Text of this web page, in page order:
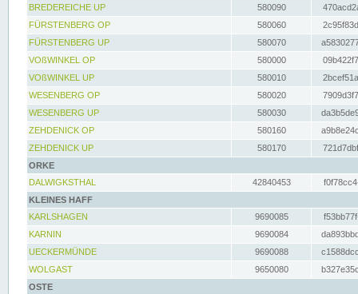
BREDEREICHE UP
580090
FÜRSTENBERG OP
580060
FÜRSTENBERG UP
580070
VOßWINKEL OP
580000
VOßWINKEL UP
580010
WESENBERG OP
580020
WESENBERG UP
580030
ZEHDENICK OP
580160
ZEHDENICK UP
580170
ORKE
DALWIGKSTHAL
42840453
KLEINES HAFF
KARLSHAGEN
9690085
KARNIN
9690084
UECKERMÜNDE
9690088
WOLGAST
9650080
OSTE